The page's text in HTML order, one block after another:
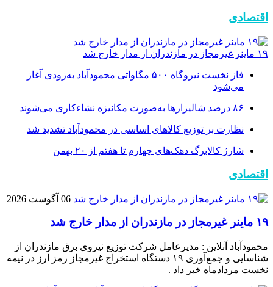
اقتصادی
۱۹ ماینر غیرمجاز در مازندران از مدار خارج شد
فاز نخست نیروگاه ۵۰۰ مگاواتی محمودآباد به‌زودی آغاز
می‌شود
۸۶ درصد شالیزارها به‌صورت مکانیزه نشاءکاری می‌شوند
نظارت بر توزیع کالا‌های اساسی در محمودآباد تشدید شد
شارژ کالابرگ دهک‌های چهارم تا هفتم از ۲۰ بهمن
اقتصادی
06 آگوست 2026
۱۹ ماینر غیرمجاز در مازندران از مدار خارج شد
محمودآباد آنلاین : مدیرعامل شرکت توزیع نیروی برق مازندران از
شناسایی و جمع‌آوری ۱۹ دستگاه استخراج غیرمجاز رمز ارز در نیمه
نخست مردادماه خبر داد .